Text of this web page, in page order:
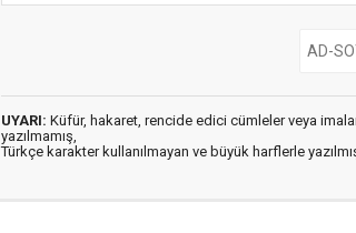
UYARI: Küfür, hakaret, rencide edici cümleler veya
yazılmamış,
Türkçe karakter kullanılmayan ve büyük harflerle